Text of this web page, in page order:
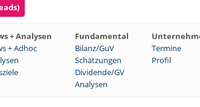
+ Analysen Fundamental
+ Adhoc Bilanz/GuV Termine
Schätzungen Profil
Dividende/GV
Analysen